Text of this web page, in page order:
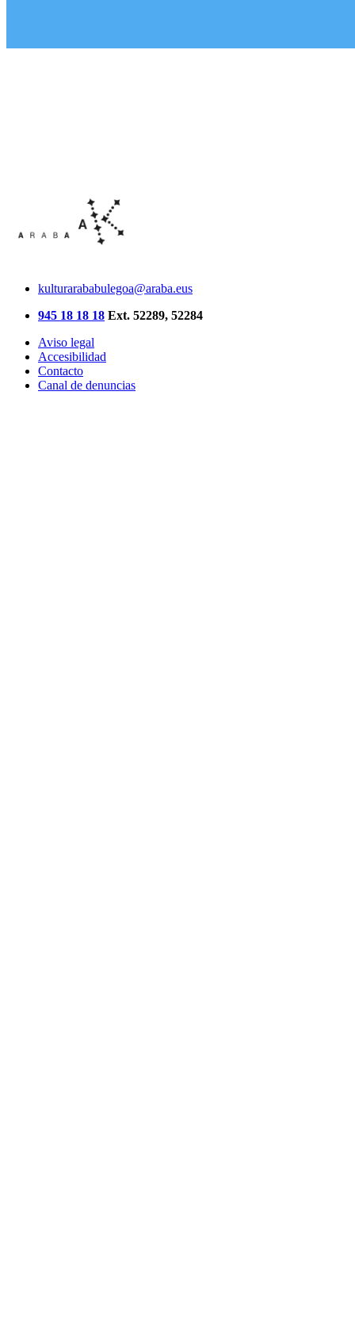
kulturarababulegoa@araba.eus
945 18 18 18 Ext. 52289, 52284
Aviso legal
Accesibilidad
Contacto
Canal de denuncias